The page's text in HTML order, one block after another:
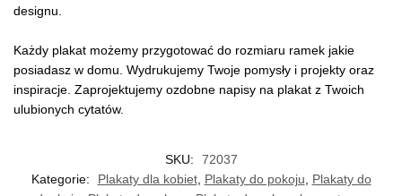
designu.
Każdy plakat możemy przygotować do rozmiaru ramek jakie
posiadasz w domu. Wydrukujemy Twoje pomysły i projekty oraz
inspiracje. Zaprojektujemy ozdobne napisy na plakat z Twoich
ulubionych cytatów.
SKU:
72037
Kategorie:
Plakaty dla kobiet, Plakaty do pokoju, Plakaty do